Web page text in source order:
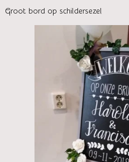
Groot bord op schildersezel